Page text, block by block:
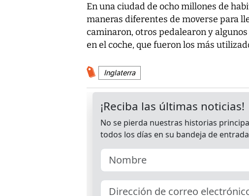
En una ciudad de ocho millones de
maneras diferentes de moverse para
caminaron, otros pedalearon y
en el coche, que fueron los más
Inglaterra